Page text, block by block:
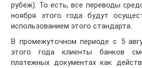
рубеж). То есть, все переводы
ноября этого года будут
использованием этого стандарта.
В промежуточном периоде с 5
этого года клиенты банков
платежных документах как